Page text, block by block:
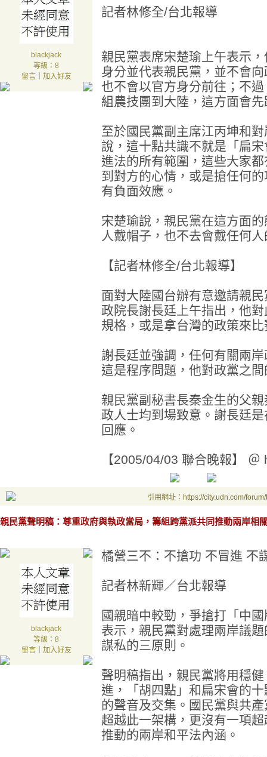
blackjack
等級：8
留言｜ 加入好友
記者林修全/台北報導
親民黨表席宋楚瑜上午表示
身分並代表親民黨，並不會
也不會以官方身分前往；不
組農技團到大陸，這方面會
至於國民黨副主席江丙坤和
說，這十點共識不就是「扁
進法的所有範圍，這些大家
到對方的心情，或是搶任何
有負面效應。
宋楚瑜說，親民黨在這方面
人戴帽子，也不去會戴任何
【記者林修全/台北報導】
面對大陸國台辦有意邀請親
政院長謝長廷上午指出，他
規格，或是拿台灣的政策來比
謝長廷並強調，任何有關兩
這是程序問題，他對政黨之
親民黨副秘書長秦金生的父
政人士均到場致意。謝長廷
回應。
【2005/04/03 聯合晚報】
引用網址：https://city.udn.com/
親民黨聲明稿：尊重政府與執政當局，籌組跨黨派共同推動兩岸相
blackjack
等級：8
留言｜ 加入好友
橘營三不：不搶功 不冒進 不
記者林新輝／台北報導
國親暗中較勁，爭搶打「中
表示，親民黨對處理兩岸議
謀私的三原則。
聲明稿指出，親民黨將用穩
進，「胡四點」和扁宋會的
的聲音及交集。國民黨與共
超越此一架構，更沒有一項
推動的兩岸和平法內涵。